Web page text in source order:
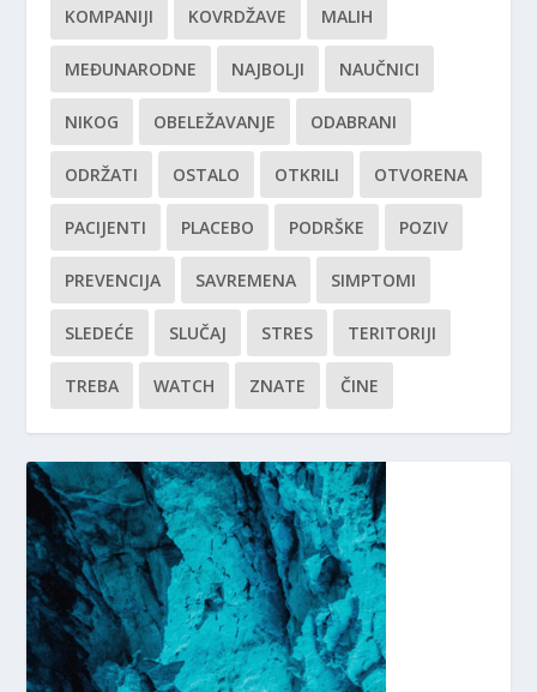
KOMPANIJI KOVRDŽAVE MALIH
MEĐUNARODNE NAJBOLJI NAUČNICI
NIKOG OBELEŽAVANJE ODABRANI
ODRŽATI OSTALO OTKRILI OTVORENA
PACIJENTI PLACEBO PODRŠKE POZIV
PREVENCIJA SAVREMENA SIMPTOMI
SLEDEĆE SLUČAJ STRES TERITORIJI
TREBA WATCH ZNATE ČINE